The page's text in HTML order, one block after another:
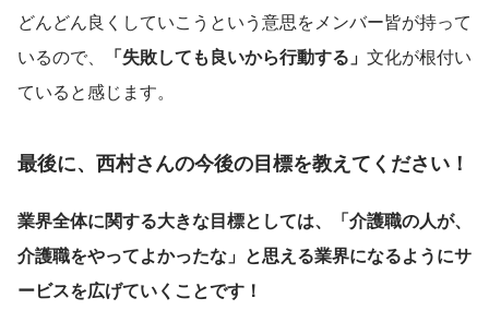
どんどん良くしていこうという意思をメンバー皆が持って
いるので、
「失敗しても良いから行動する」 文化が根付い
ていると感じます。
最後に、西村さんの今後の目標を教えてください！
業界全体に関する大きな目標としては、「介護職の人が、
介護職をやってよかったな」と思える業界になるようにサ
ービスを広げていくことです！